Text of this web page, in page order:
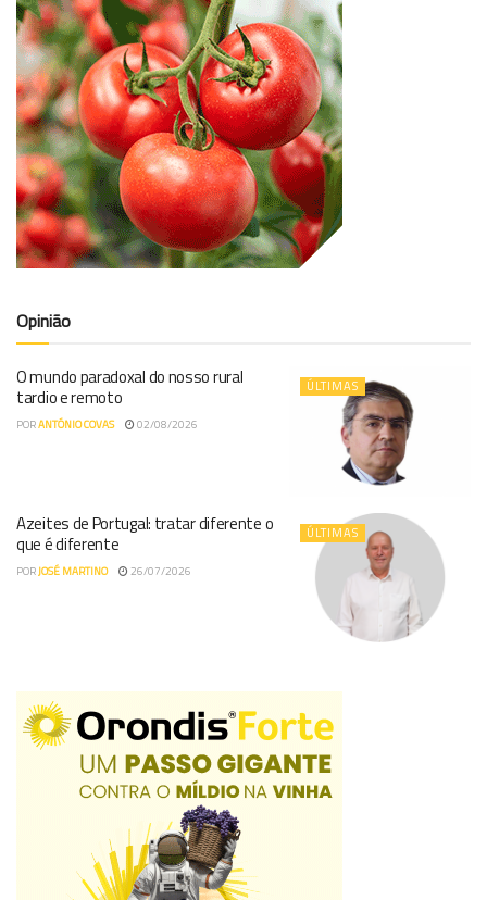
Opinião
ÚLTIMAS
O mundo paradoxal do nosso rural
tardio e remoto
PORANTÓNIO COVAS 02/08/2026
ÚLTIMAS
Azeites de Portugal: tratar diferente o
que é diferente
PORJOSÉ MARTINO 26/07/2026